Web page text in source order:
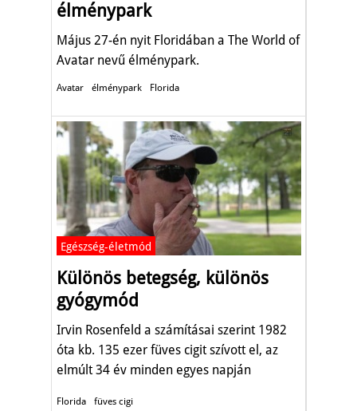
élménypark
Május 27-én nyit Floridában a The World of
Avatar nevű élménypark.
Avatar élménypark Florida
Egészség-életmód
Különös betegség, különös
gyógymód
Irvin Rosenfeld a számításai szerint 1982
óta kb. 135 ezer füves cigit szívott el, az
elmúlt 34 év minden egyes napján
Florida füves cigi